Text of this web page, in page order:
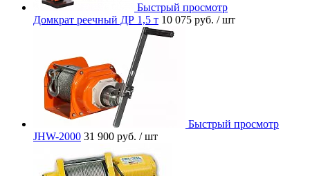
Быстрый просмотр
Домкрат реечный ДР 1,5 т 10 075 руб. / шт
Быстрый просмотр
JHW-2000 31 900 руб. / шт